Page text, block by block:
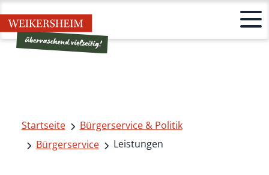
Startseite
Bürgerservice & Politik
Bürgerservice
Leistungen